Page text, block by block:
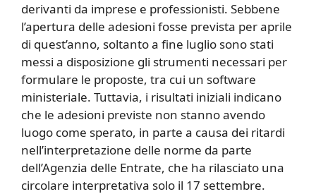
derivanti da imprese e professionisti. Sebbene
l’apertura delle adesioni fosse prevista per aprile
di quest’anno, soltanto a fine luglio sono stati
messi a disposizione gli strumenti necessari per
formulare le proposte, tra cui un software
ministeriale. Tuttavia, i risultati iniziali indicano
che le adesioni previste non stanno avendo
luogo come sperato, in parte a causa dei ritardi
nell’interpretazione delle norme da parte
dell’Agenzia delle Entrate, che ha rilasciato una
circolare interpretativa solo il 17 settembre.